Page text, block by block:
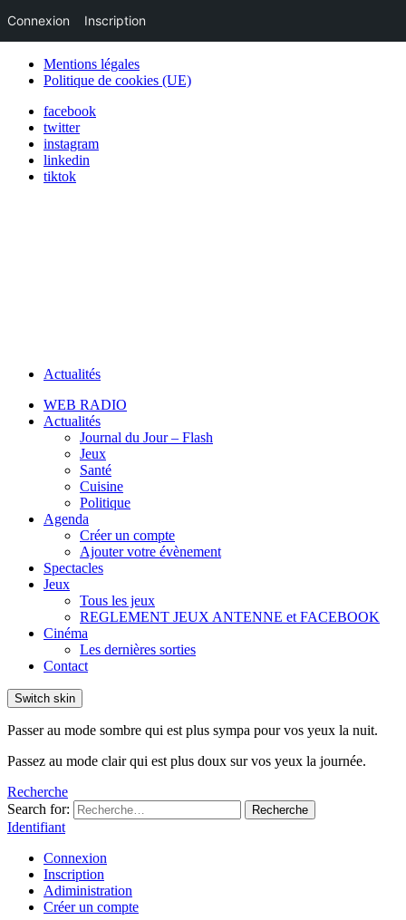
Mentions légales
Politique de cookies (UE)
facebook
twitter
instagram
linkedin
tiktok
Actualités
WEB RADIO
Actualités
Journal du Jour – Flash
Jeux
Santé
Cuisine
Politique
Agenda
Créer un compte
Ajouter votre évènement
Spectacles
Jeux
Tous les jeux
REGLEMENT JEUX ANTENNE et FACEBOOK
Cinéma
Les dernières sorties
Contact
Switch skin
Passer au mode sombre qui est plus sympa pour vos yeux la nuit.
Passez au mode clair qui est plus doux sur vos yeux la journée.
Recherche
Search for:
Recherche
Identifiant
Connexion
Inscription
Adiministration
Créer un compte
Connexion Inscription